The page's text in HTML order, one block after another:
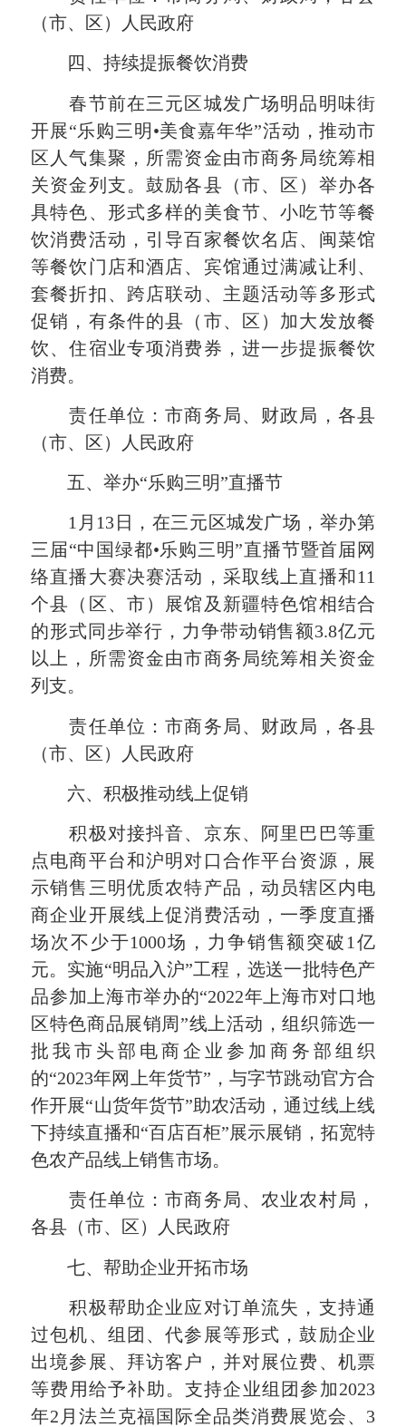
（市、区）人民政府
四、持续提振餐饮消费
春节前在三元区城发广场明品明味街
开展“乐购三明•美食嘉年华”活动，推动市
区人气集聚，所需资金由市商务局统筹相
关资金列支。鼓励各县（市、区）举办各
具特色、形式多样的美食节、小吃节等餐
饮消费活动，引导百家餐饮名店、闽菜馆
等餐饮门店和酒店、宾馆通过满减让利、
套餐折扣、跨店联动、主题活动等多形式
促销，有条件的县（市、区）加大发放餐
饮、住宿业专项消费券，进一步提振餐饮
消费。
责任单位：市商务局、财政局，各县
（市、区）人民政府
五、举办“乐购三明”直播节
1月13日，在三元区城发广场，举办第
三届“中国绿都•乐购三明”直播节暨首届网
络直播大赛决赛活动，采取线上直播和11
个县（区、市）展馆及新疆特色馆相结合
的形式同步举行，力争带动销售额3.8亿元
以上，所需资金由市商务局统筹相关资金
列支。
责任单位：市商务局、财政局，各县
（市、区）人民政府
六、积极推动线上促销
积极对接抖音、京东、阿里巴巴等重
点电商平台和沪明对口合作平台资源，展
示销售三明优质农特产品，动员辖区内电
商企业开展线上促消费活动，一季度直播
场次不少于1000场，力争销售额突破1亿
元。实施“明品入沪”工程，选送一批特色产
品参加上海市举办的“2022年上海市对口地
区特色商品展销周”线上活动，组织筛选一
批我市头部电商企业参加商务部组织
的“2023年网上年货节”，与字节跳动官方合
作开展“山货年货节”助农活动，通过线上线
下持续直播和“百店百柜”展示展销，拓宽特
色农产品线上销售市场。
责任单位：市商务局、农业农村局，
各县（市、区）人民政府
七、帮助企业开拓市场
积极帮助企业应对订单流失，支持通
过包机、组团、代参展等形式，鼓励企业
出境参展、拜访客户，并对展位费、机票
等费用给予补助。支持企业组团参加2023
年2月法兰克福国际全品类消费展览会、3